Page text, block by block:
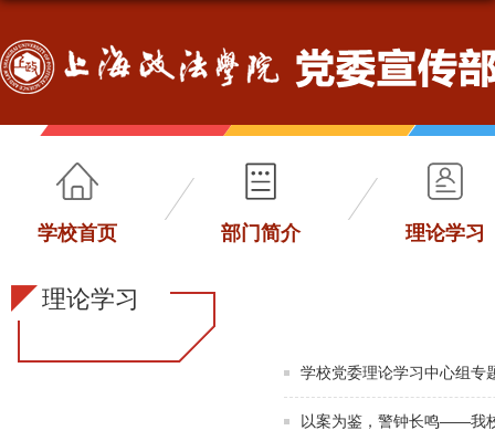
学校首页 部门简介 理论学习
理论学习
学校党委理论学习中心组专
以案为鉴，警钟长鸣——我